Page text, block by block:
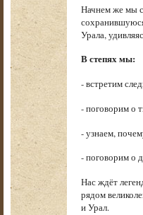
Начнем же мы с
Урала,
В степях мы:
- встретим
- поговорим о
- узнаем,
- поговорим о
Нас ждёт
рядом
и Урал.